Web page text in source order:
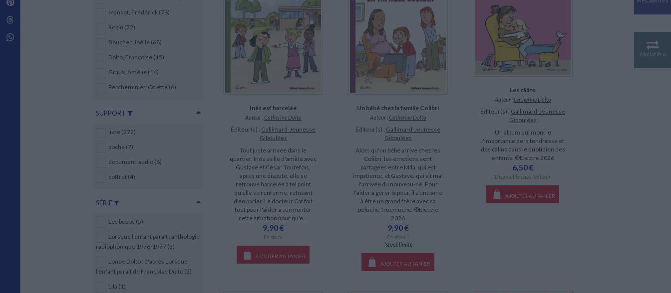
CHARGEMENT...
Mollat Pro
LITTÉRATURE DE VOYAGE
Récits des voyageurs et des
explorateurs
SOCIOLOGIE
Travail social
Santé et société
ETHNOLOGIE
Anthropologie
Relations et politiques
internationales
Sécurité nationale - Défense
ECOLOGIE - ENVIRONNEMENT
Ecologie
Histoire moderne
Histoire contemporaine
BIOGRAPHIES HISTORIQUES
Biographies historiques
HISTOIRE - GÉNÉRALITÉS
Historiographie
Etudes historiques
Généalogie - Héraldique
Antiquité
Mythologies
GÉOGRAPHIE
Géographie - Démographie -
Territoire
CULTURE SCIENTIFIQUE
Matériaux de l’architecture
Urbanisme
Disciplines paramédicales
Dictionnaires Français
Dictionnaires Bilingues
Langues universitaires -
Dictionnaires et méthodes
Méthodes Langues Grand public
Français langues étrangères
Mansot, Frédérick (78)
Robin (72)
Boucher, Joëlle (68)
Dolto, Françoise (15)
Graux, Amélie (14)
Percheminier, Colette (6)
SUPPORT
livre (272)
poche (7)
document-audio (6)
coffret (4)
SÉRIE
Les bobos (5)
Lorsque l'enfant paraît : anthologie
radiophonique 1976-1977 (3)
L'onde Dolto : d'après Lorsque
l'enfant paraît de Françoise Dolto (2)
Lila (1)
Inès est harcelée
Auteur : Catherine Dolto
Éditeur(s) : Gallimard-Jeunesse
Giboulées
Tout juste arrivée dans le
quartier, Inès se lie d'amitié avec
Gustave et César. Toutefois,
après une dispute, elle se
retrouve harcelée à tel point
qu'elle se renferme, refusant
d'en parler. Le docteur Cat fait
tout pour l'aider à surmonter
cette situation pour qu'e...
9,90 €
En stock
AJOUTER AU PANIER
Un bébé chez la famille Colibri
Auteur : Catherine Dolto
Éditeur(s) : Gallimard-Jeunesse
Giboulées
Alors qu'un bébé arrive chez les
Colibri, les émotions sont
partagées entre Mila, qui est
impatiente, et Gustave, qui vit mal
l'arrivée du nouveau-né. Pour
l'aider à gérer la peur, il s'entraîne
à être un grand frère avec sa
peluche Trucmuche. ©Electre
2026
9,90 €
En stock *
*stock limité
AJOUTER AU PANIER
Les câlins
Auteur : Catherine Dolto
Éditeur(s) : Gallimard-Jeunesse
Giboulées
Un album qui montre
l'importance de la tendresse et
des câlins dans le quotidien des
enfants. ©Electre 2026
6,50 €
Disponible chez l'éditeur
AJOUTER AU PANIER